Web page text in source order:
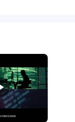
高级威胁情报，累
——“360安全大脑”
发布政企安全战
国家全面推进数字
向，以“360 安全
素，构建了一套应
将以数字时代的网
脑，共同构建抵御